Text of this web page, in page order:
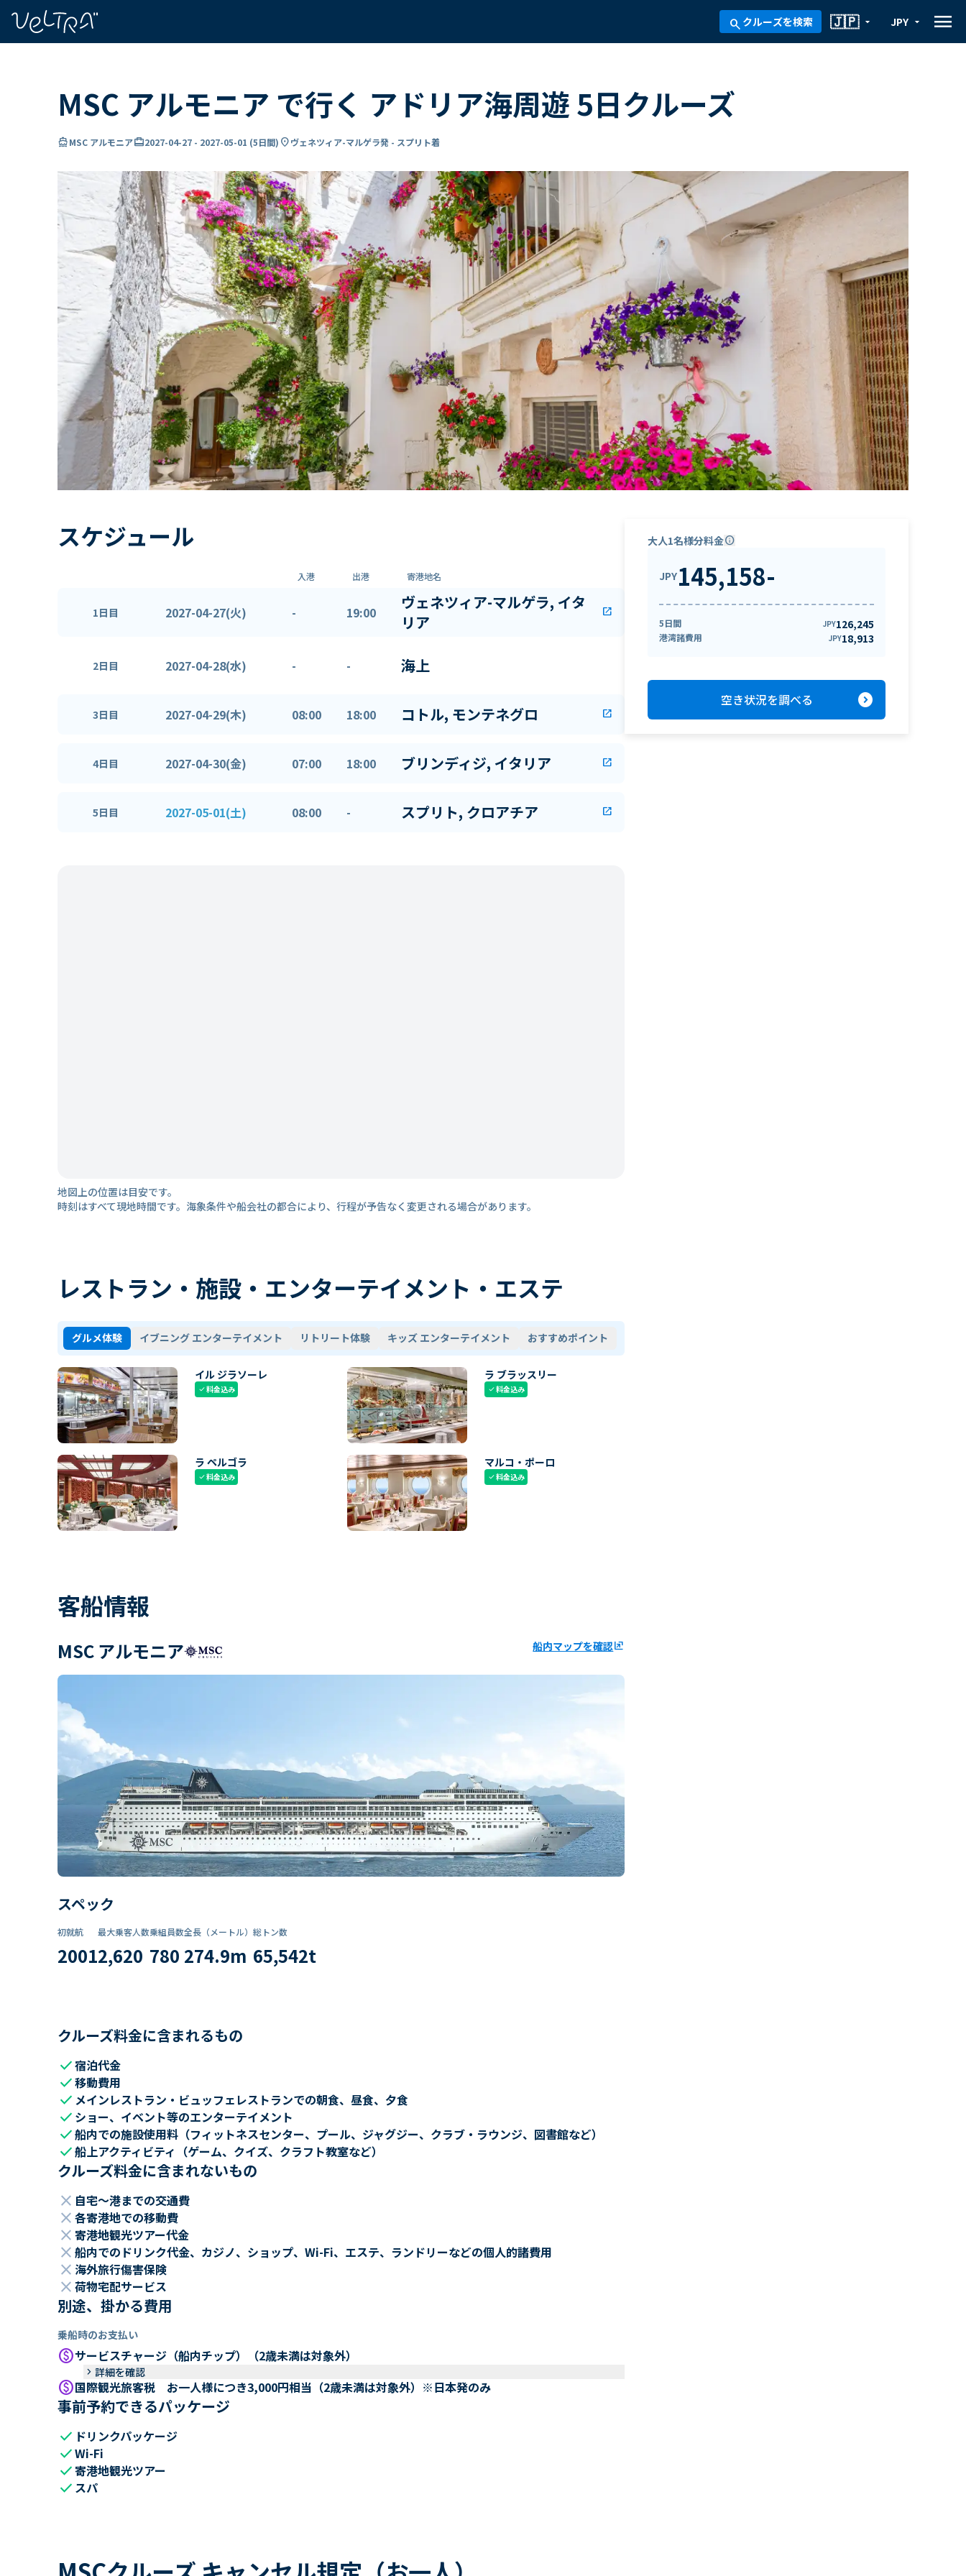
search クルーズを検索 arrow_drop_down
🇯🇵 arrow_drop_down
JPY menu
MSC アルモニア で行く アドリア海周遊 5日クルーズ
directions_boatMSC アルモニアcard_travel2027-04-27 - 2027-05-01 (5日間) location_onヴェネツィア-マルゲラ発 - スプリト着
スケジュール
入港 出港 寄港地名
1日目 2027-04-27(火) - 19:00
ヴェネツィア-マルゲラ, イタ
リア
open_in_new
2日目 2027-04-28(水) - - 海上
3日目 2027-04-29(木) 08:00 18:00 コトル, モンテネグロ open_in_new
4日目 2027-04-30(金) 07:00 18:00 ブリンディジ, イタリア open_in_new
5日目 2027-05-01(土) 08:00 - スプリト, クロアチア open_in_new
地図上の位置は目安です。
時刻はすべて現地時間です。海象条件や船会社の都合により、行程が予告なく変更される場合があります。
レストラン・施設・エンターテイメント・エステ
グルメ体験 イブニング エンターテイメント リトリート体験 キッズ エンターテイメント おすすめポイント
イル ジラソーレ
check料金込み
ラ ブラッスリー
check料金込み
ラ ペルゴラ
check料金込み
マルコ・ポーロ
check料金込み
客船情報
MSC アルモニア 船内マップを確認ungroup
スペック
初就航
2001
最大乗客人数
2,620
乗組員数​
780
全長（メートル）
274.9m
総トン数​
65,542t
クルーズ料金に含まれるもの
check宿泊代金
check移動費用
check メインレストラン・ビュッフェレストランでの朝食、昼食、夕食
check ショー、イベント等のエンターテイメント
check船内での施設使用料（フィットネスセンター、プール、ジャグジー、クラブ・ラウンジ、図書館など）
check船上アクティビティ（ゲーム、クイズ、クラフト教室など）
クルーズ料金に含まれないもの
close 自宅～港までの交通費
close 各寄港地での移動費
close 寄港地観光ツアー代金
close 船内でのドリンク代金、カジノ、ショップ、Wi-Fi、エステ、ランドリーなどの個人的諸費用
close 海外旅行傷害保険
close 荷物宅配サービス
別途、掛かる費用
乗船時のお支払い
paidサービスチャージ（船内チップ）（2歳未満は対象外）
keyboard_arrow_right 詳細を確認
paid国際観光旅客税 お一人様につき3,000円相当（2歳未満は対象外）※日本発のみ
事前予約できるパッケージ
check ドリンクパッケージ
checkWi-Fi
check寄港地観光ツアー
check スパ
大人1名様分料金info
JPY145,158-
5日間 JPY126,245
港湾諸費用 JPY18,913
空き状況を調べる expand_circle_right